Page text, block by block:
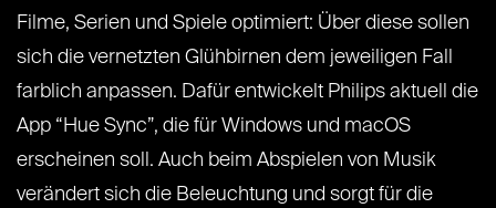
Filme, Serien und Spiele optimiert: Über diese sollen
sich die vernetzten Glühbirnen dem jeweiligen Fall
farblich anpassen. Dafür entwickelt Philips aktuell die
App “Hue Sync”, die für Windows und macOS
erscheinen soll. Auch beim Abspielen von Musik
verändert sich die Beleuchtung und sorgt für die